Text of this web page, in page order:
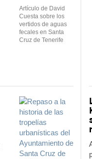
Artículo de David
Cuesta sobre los
vertidos de aguas
fecales en Santa
Cruz de Tenerife